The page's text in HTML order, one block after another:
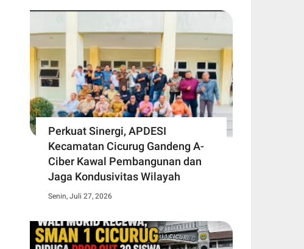
Perkuat Sinergi, APDESI
Kecamatan Cicurug Gandeng A-
Ciber Kawal Pembangunan dan
Jaga Kondusivitas Wilayah
Senin, Juli 27, 2026